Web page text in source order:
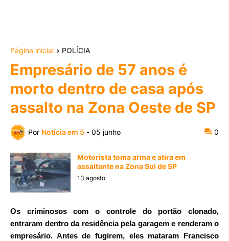
Página inicial POLÍCIA
Empresário de 57 anos é
morto dentro de casa após
assalto na Zona Oeste de SP
Por Notícia em 5 - 05 junho 0
Motorista toma arma e atira em
assaltante na Zona Sul de SP
13 agosto
Os criminosos com o controle do portão clonado,
entraram dentro da residência pela garagem e renderam o
empresário. Antes de fugirem, eles mataram Francisco